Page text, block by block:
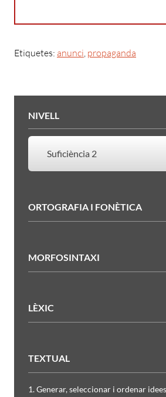
Etiquetes: anunci propaganda
Filtres
NIVELL
NIVELL
Suficiència 2
ORTOGRAFIA I FONÈTICA
MORFOSINTAXI
LÈXIC
TEXTUAL
1. Generar, seleccionar i ordenar idees